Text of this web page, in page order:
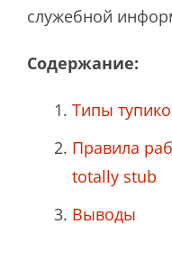
служебной
Содержание:
Типы
Правила
totally stub
Выводы